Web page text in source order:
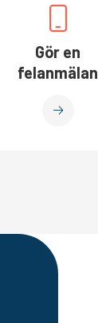
Gör en
felanmälan